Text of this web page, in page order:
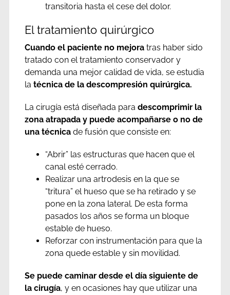
transitoria hasta el cese del dolor.
El tratamiento quirúrgico
Cuando el paciente no mejoratras haber sido
tratado con el tratamiento conservador y
demanda una mejor calidad de vida, se estudia
la técnica de la descompresión quirúrgica.
La cirugía está diseñada para descomprimir la
zona atrapada y puede acompañarse o no de
una técnica de fusión que consiste en:
“Abrir” las estructuras que hacen que el
canal esté cerrado.
Realizar una artrodesis en la que se
“tritura” el hueso que se ha retirado y se
pone en la zona lateral. De esta forma
pasados los años se forma un bloque
estable de hueso.
Reforzar con instrumentación para que la
zona quede estable y sin movilidad.
Se puede caminar desde el día siguiente de
la cirugía, y en ocasiones hay que utilizar una